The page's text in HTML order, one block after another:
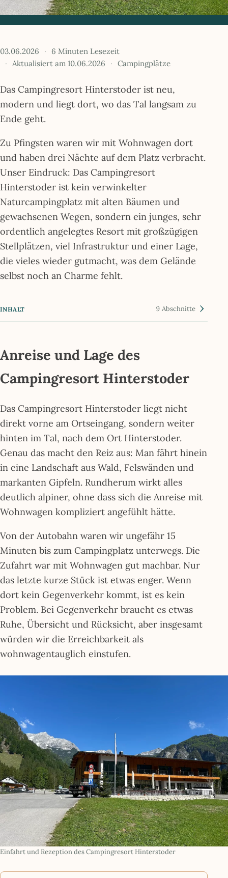
03.06.2026
6 Minuten Lesezeit
Aktualisiert am 10.06.2026
Campingplätze
Das Campingresort Hinterstoder ist neu,
modern und liegt dort, wo das Tal langsam zu
Ende geht.
Zu Pfingsten waren wir mit Wohnwagen dort
und haben drei Nächte auf dem Platz verbracht.
Unser Eindruck: Das Campingresort
Hinterstoder ist kein verwinkelter
Naturcampingplatz mit alten Bäumen und
gewachsenen Wegen, sondern ein junges, sehr
ordentlich angelegtes Resort mit großzügigen
Stellplätzen, viel Infrastruktur und einer Lage,
die vieles wieder gutmacht, was dem Gelände
selbst noch an Charme fehlt.
INHALT 9 Abschnitte
Anreise und Lage des
Campingresort Hinterstoder
Das Campingresort Hinterstoder liegt nicht
direkt vorne am Ortseingang, sondern weiter
hinten im Tal, nach dem Ort Hinterstoder.
Genau das macht den Reiz aus: Man fährt hinein
in eine Landschaft aus Wald, Felswänden und
markanten Gipfeln. Rundherum wirkt alles
deutlich alpiner, ohne dass sich die Anreise mit
Wohnwagen kompliziert angefühlt hätte.
Von der Autobahn waren wir ungefähr 15
Minuten bis zum Campingplatz unterwegs. Die
Zufahrt war mit Wohnwagen gut machbar. Nur
das letzte kurze Stück ist etwas enger. Wenn
dort kein Gegenverkehr kommt, ist es kein
Problem. Bei Gegenverkehr braucht es etwas
Ruhe, Übersicht und Rücksicht, aber insgesamt
würden wir die Erreichbarkeit als
wohnwagentauglich einstufen.
Einfahrt und Rezeption des Campingresort Hinterstoder